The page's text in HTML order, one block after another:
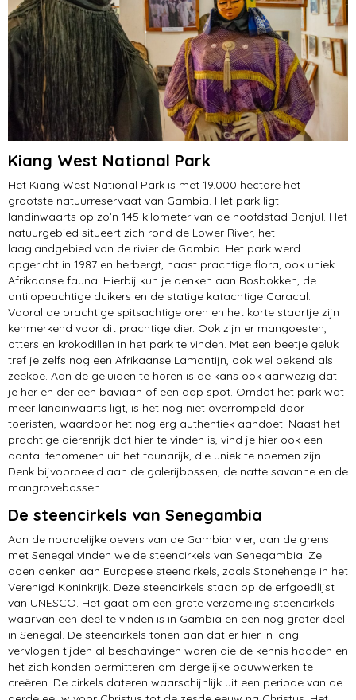
Kiang West National Park
Het Kiang West National Park is met 19.000 hectare het
grootste natuurreservaat van Gambia. Het park ligt
landinwaarts op zo’n 145 kilometer van de hoofdstad Banjul. Het
natuurgebied situeert zich rond de Lower River, het
laaglandgebied van de rivier de Gambia. Het park werd
opgericht in 1987 en herbergt, naast prachtige flora, ook uniek
Afrikaanse fauna. Hierbij kun je denken aan Bosbokken, de
antilopeachtige duikers en de statige katachtige Caracal.
Vooral de prachtige spitsachtige oren en het korte staartje zijn
kenmerkend voor dit prachtige dier. Ook zijn er mangoesten,
otters en krokodillen in het park te vinden. Met een beetje geluk
tref je zelfs nog een Afrikaanse Lamantijn, ook wel bekend als
zeekoe. Aan de geluiden te horen is de kans ook aanwezig dat
je her en der een baviaan of een aap spot. Omdat het park wat
meer landinwaarts ligt, is het nog niet overrompeld door
toeristen, waardoor het nog erg authentiek aandoet. Naast het
prachtige dierenrijk dat hier te vinden is, vind je hier ook een
aantal fenomenen uit het faunarijk, die uniek te noemen zijn.
Denk bijvoorbeeld aan de galerijbossen, de natte savanne en de
mangrovebossen.
De steencirkels van Senegambia
Aan de noordelijke oevers van de Gambiarivier, aan de grens
met Senegal vinden we de steencirkels van Senegambia. Ze
doen denken aan Europese steencirkels, zoals Stonehenge in het
Verenigd Koninkrijk. Deze steencirkels staan op de erfgoedlijst
van UNESCO. Het gaat om een grote verzameling steencirkels
waarvan een deel te vinden is in Gambia en een nog groter deel
in Senegal. De steencirkels tonen aan dat er hier in lang
vervlogen tijden al beschavingen waren die de kennis hadden en
het zich konden permitteren om dergelijke bouwwerken te
creëren. De cirkels dateren waarschijnlijk uit een periode van de